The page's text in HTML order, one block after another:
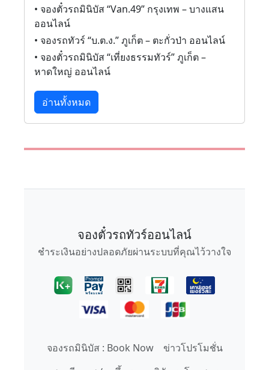
• จองตั๋วรถมินิบัส “Van.49” กรุงเทพ – บางแสน
ออนไลน์
• จองรถทัวร์ “บ.ต.ง.” ภูเก็ต – ตะกั่วป่า ออนไลน์
• จองตั๋วรถมินิบัส “เที่ยงธรรมทัวร์” ภูเก็ต –
หาดใหญ่ ออนไลน์
อ่านทั้งหมด
จองตั๋วรถทัวร์ออนไลน์
ชำระเงินอย่างปลอดภัยผ่านระบบที่คุณไว้วางใจ
จองรถมินิบัส : Book Now
ข่าวโปรโมชั่น